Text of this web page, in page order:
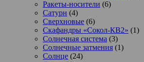
Ракеты-носители (6)
Сатурн (4)
Сверхновые (6)
Скафандры «Сокол-КВ2» (1)
Солнечная система (3)
Солнечные затмения (1)
Солнце (24)